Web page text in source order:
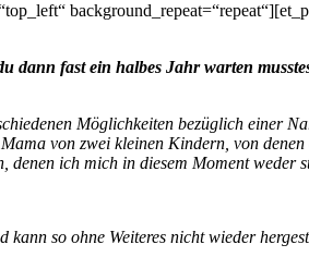
dann fast ein halbes Jahr warten
Möglichkeiten bezüglich einer
von zwei kleinen Kindern, von
ich mich in diesem Moment weder
so ohne Weiteres nicht wieder